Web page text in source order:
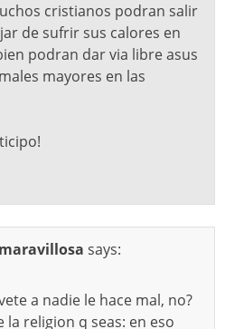
cristianos podran salir
de sufrir sus calores en
podran dar via libre asus
mayores en las
says:
a nadie le hace mal, no?
religion q seas: en eso